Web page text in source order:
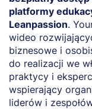
platformy
Leanpassion.
wideo
biznesowe i
do realizacji we
praktycy i
wspierający
liderów i